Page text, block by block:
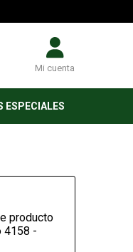
Mi cuenta
ESPECIALES
producto
4158 -